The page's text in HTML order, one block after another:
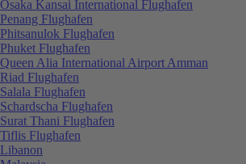
Osaka Kansai International Flughafen
Penang Flughafen
Phitsanulok Flughafen
Phuket Flughafen
Queen Alia International Airport Amman
Riad Flughafen
Salala Flughafen
Schardscha Flughafen
Surat Thani Flughafen
Tiflis Flughafen
Libanon